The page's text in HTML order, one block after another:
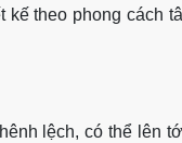
theo phong cách
lệch, có thể lên